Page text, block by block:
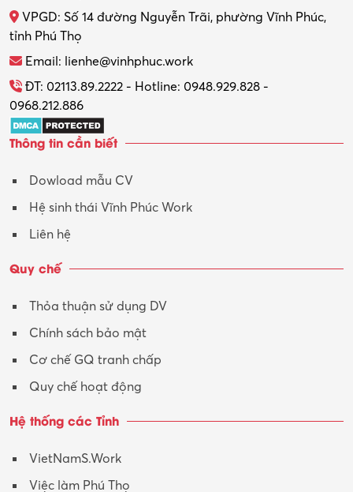
Thực tập
Tổ chức sự kiện – Quà tặng
Trợ lý
Tư vấn
Tư vấn – Kiến trúc
Y tế-Dược
VPGD: Số 14 đường Nguyễn Trãi, phường Vĩnh Phúc,
tỉnh Phú Thọ
Email: lienhe@vinhphuc.work
ĐT: 02113.89.2222 - Hotline: 0948.929.828 -
0968.212.886
Thông tin cần biết
Dowload mẫu CV
Hệ sinh thái Vĩnh Phúc Work
Liên hệ
Quy chế
Thỏa thuận sử dụng DV
Chính sách bảo mật
Cơ chế GQ tranh chấp
Quy chế hoạt động
Hệ thống các Tỉnh
VietNamS.Work
Việc làm Phú Thọ